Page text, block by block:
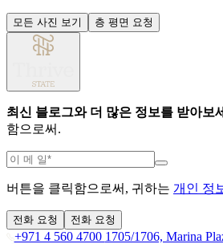
모든 사진 보기 층 평면 요청
최신 블로그와 더 많은 정보를 받아보
함으로써.
버튼을 클릭함으로써, 귀하는 개인 정
전화 요청 전화 요청
+971 4 560 4700 1705/1706, Marina